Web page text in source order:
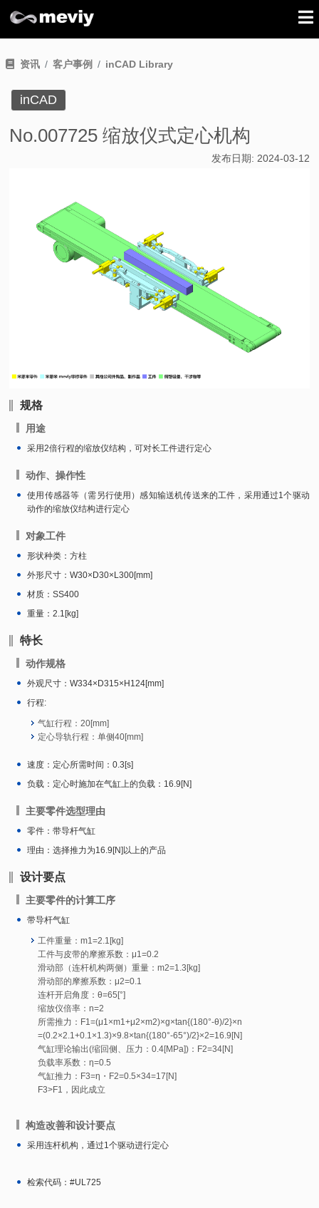
资讯 客户事例 inCAD Library
inCAD
No.007725 缩放仪式定心机构
发布日期: 2024-03-12
规格
用途
采用2倍行程的缩放仪结构，可对长工件进行定心
动作、操作性
使用传感器等（需另行使用）感知输送机传送来的工件，采用通过1个驱动
动作的缩放仪结构进行定心
对象工件
形状种类：方柱
外形尺寸：W30×D30×L300[mm]
材质：SS400
重量：2.1[kg]
特长
动作规格
外观尺寸：W334×D315×H124[mm]
行程:
气缸行程：20[mm]
定心导轨行程：单侧40[mm]
速度：定心所需时间：0.3[s]
负载：定心时施加在气缸上的负载：16.9[N]
主要零件选型理由
零件：带导杆气缸
理由：选择推力为16.9[N]以上的产品
设计要点
主要零件的计算工序
带导杆气缸
工件重量：m1=2.1[kg]
工件与皮带的摩擦系数：μ1=0.2
滑动部（连杆机构两侧）重量：m2=1.3[kg]
滑动部的摩擦系数：μ2=0.1
连杆开启角度：θ=65[°]
缩放仪倍率：n=2
所需推力：F1=(μ1×m1+μ2×m2)×g×tan{(180°-θ)/2}×n
=(0.2×2.1+0.1×1.3)×9.8×tan{(180°-65°)/2}×2=16.9[N]
气缸理论输出(缩回侧、压力：0.4[MPa])：F2=34[N]
负载率系数：η=0.5
气缸推力：F3=η・F2=0.5×34=17[N]
F3>F1，因此成立
构造改善和设计要点
采用连杆机构，通过1个驱动进行定心
检索代码：#UL725